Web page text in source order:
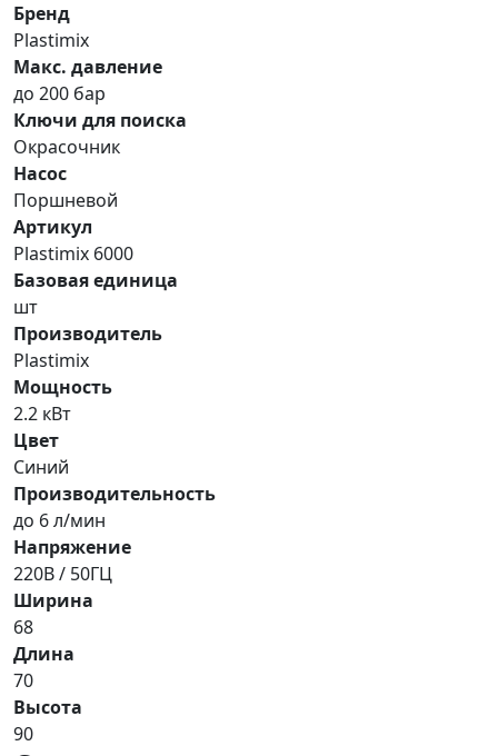
Бренд
Plastimix
Макс. давление
до 200 бар
Ключи для поиска
Окрасочник
Насос
Поршневой
Артикул
Plastimix 6000
Базовая единица
шт
Производитель
Plastimix
Мощность
2.2 кВт
Цвет
Синий
Производительность
до 6 л/мин
Напряжение
220В / 50ГЦ
Ширина
68
Длина
70
Высота
90